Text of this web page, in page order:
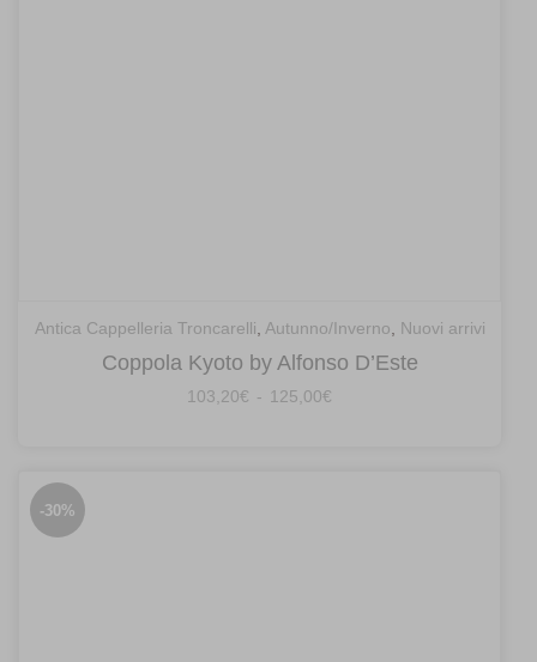
Antica Cappelleria Troncarelli, Autunno/Inverno, Nuovi arrivi
Coppola Kyoto by Alfonso D’Este
103,20€ - 125,00€
-30%